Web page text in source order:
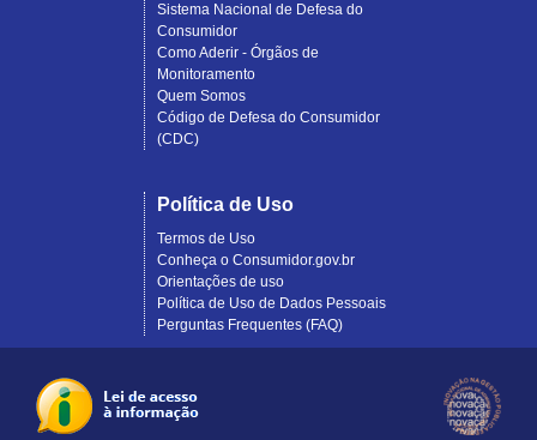
Sistema Nacional de Defesa do
Consumidor
Como Aderir - Órgãos de
Monitoramento
Quem Somos
Código de Defesa do Consumidor
(CDC)
Política de Uso
Termos de Uso
Conheça o Consumidor.gov.br
Orientações de uso
Política de Uso de Dados Pessoais
Perguntas Frequentes (FAQ)